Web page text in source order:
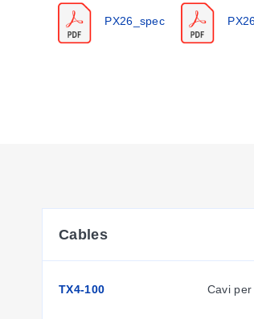
Stabilità a 1 Anno:
0,5% FS
Temperatura di Esercizio:
-40 a 85°C
Temperatura Compensata:0 a 50°C
Parti a Contatto con il Fluido:
Connettore di Accoppiamento:
PX26_spec
Cables
TX4-100 Cavi